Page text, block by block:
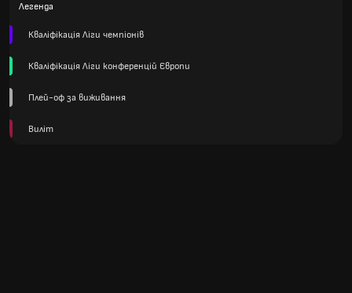
Легенда
Кваліфікація Ліги чемпіонів
Кваліфікація Ліги конференцій Європи
Плей-оф за виживання
Виліт